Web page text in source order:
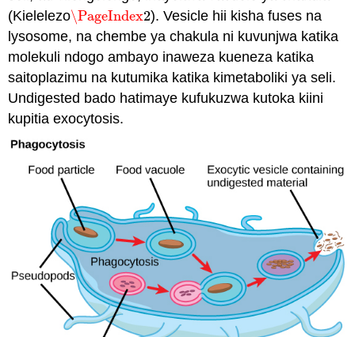
(Kielelezo\PageIndex2
\PageIndex2). Vesicle hii kisha fuses na
lysosome, na chembe ya chakula ni kuvunjwa katika
molekuli ndogo ambayo inaweza kueneza katika
saitoplazimu na kutumika katika kimetaboliki ya seli.
Undigested bado hatimaye kufukuzwa kutoka kiini
kupitia exocytosis.